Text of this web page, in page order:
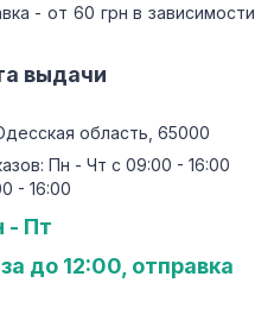
- от 60 грн в зависимости
выдачи
область, 65000
Пн - Чт с 09:00 - 16:00
- 16:00
- Пт
до 12:00, отправка